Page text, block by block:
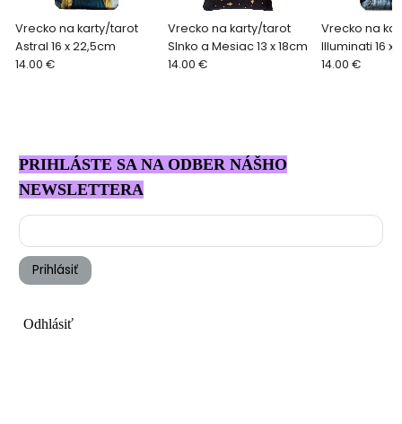
Vrecko na karty/tarot
Astral 16 x 22,5cm
14.00 €
Vrecko na karty/tarot
Slnko a Mesiac 13 x 18cm
14.00 €
Vrecko na
Illuminati 16 x
14.00 €
PRIHLÁSTE SA NA ODBER NÁŠHO
NEWSLETTERA
Prihlásiť
Odhlásiť